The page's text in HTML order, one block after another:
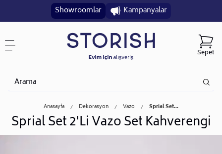
Showroomlar Kampanyalar
Sepet
Anasayfa Dekorasyon Vazo Sprial Set...
Sprial Set 2'Li Vazo Set Kahverengi